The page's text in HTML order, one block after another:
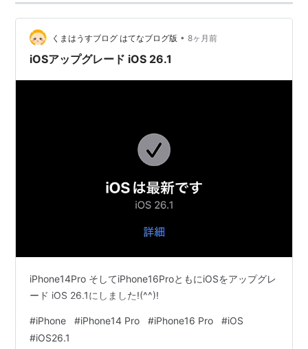
くまはうすブログ はてなブログ版 • 8ヶ月前
iOSアップグレード iOS 26.1
iPhone14Pro そしてiPhone16ProともにiOSをアップグレ
ード iOS 26.1にしました!(^^)!
#iPhone #iPhone14 Pro #iPhone16 Pro #iOS
#iOS26.1